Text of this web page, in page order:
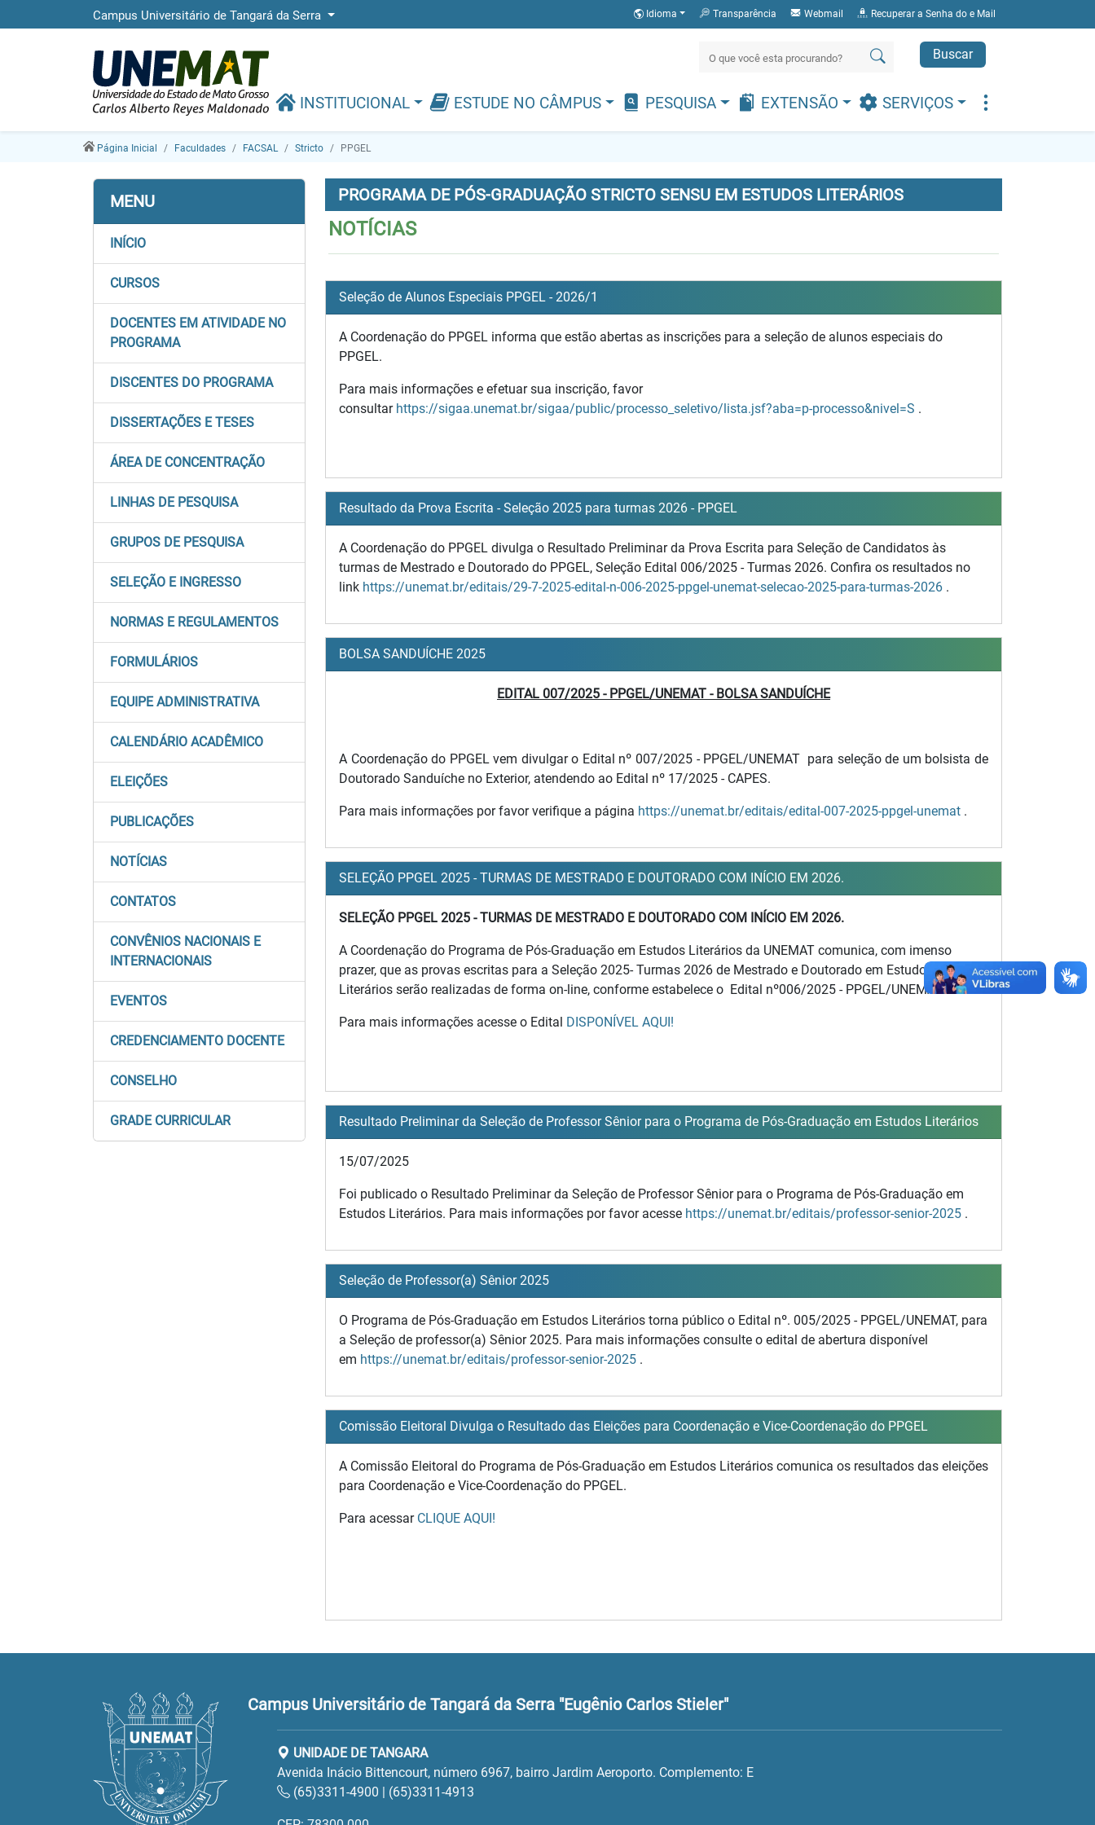
Campus Universitário de Tangará da Serra Idioma Transparência Webmail Recuperar a Senha do e Mail
Buscar
INSTITUCIONAL ESTUDE NO CÂMPUS PESQUISA EXTENSÃO SERVIÇOS
Página Inicial Faculdades FACSAL Stricto PPGEL
MENU
INÍCIO
CURSOS
DOCENTES EM ATIVIDADE NO
PROGRAMA
DISCENTES DO PROGRAMA
DISSERTAÇÕES E TESES
ÁREA DE CONCENTRAÇÃO
LINHAS DE PESQUISA
GRUPOS DE PESQUISA
SELEÇÃO E INGRESSO
NORMAS E REGULAMENTOS
FORMULÁRIOS
EQUIPE ADMINISTRATIVA
CALENDÁRIO ACADÊMICO
ELEIÇÕES
PUBLICAÇÕES
NOTÍCIAS
CONTATOS
CONVÊNIOS NACIONAIS E
INTERNACIONAIS
EVENTOS
CREDENCIAMENTO DOCENTE
CONSELHO
GRADE CURRICULAR
PROGRAMA DE PÓS-GRADUAÇÃO STRICTO SENSU EM ESTUDOS LITERÁRIOS
NOTÍCIAS
Seleção de Alunos Especiais PPGEL - 2026/1
A Coordenação do PPGEL informa que estão abertas as inscrições para a seleção de alunos especiais do
PPGEL.
Para mais informações e efetuar sua inscrição, favor
consultar https://sigaa.unemat.br/sigaa/public/processo_seletivo/lista.jsf?aba=p-processo&nivel=S .
Resultado da Prova Escrita - Seleção 2025 para turmas 2026 - PPGEL
A Coordenação do PPGEL divulga o Resultado Preliminar da Prova Escrita para Seleção de Candidatos às
turmas de Mestrado e Doutorado do PPGEL, Seleção Edital 006/2025 - Turmas 2026. Confira os resultados no
link https://unemat.br/editais/29-7-2025-edital-n-006-2025-ppgel-unemat-selecao-2025-para-turmas-2026 .
BOLSA SANDUÍCHE 2025
EDITAL 007/2025 - PPGEL/UNEMAT - BOLSA SANDUÍCHE
A Coordenação do PPGEL vem divulgar o Edital nº 007/2025 - PPGEL/UNEMAT para seleção de um bolsista de
Doutorado Sanduíche no Exterior, atendendo ao Edital nº 17/2025 - CAPES.
Para mais informações por favor verifique a página https://unemat.br/editais/edital-007-2025-ppgel-unemat .
SELEÇÃO PPGEL 2025 - TURMAS DE MESTRADO E DOUTORADO COM INÍCIO EM 2026.
SELEÇÃO PPGEL 2025 - TURMAS DE MESTRADO E DOUTORADO COM INÍCIO EM 2026.
A Coordenação do Programa de Pós-Graduação em Estudos Literários da UNEMAT comunica, com imenso
prazer, que as provas escritas para a Seleção 2025- Turmas 2026 de Mestrado e Doutorado em Estudos
Literários serão realizadas de forma on-line, conforme estabelece o Edital nº006/2025 - PPGEL/UNEMAT.
Para mais informações acesse o Edital DISPONÍVEL AQUI!
Resultado Preliminar da Seleção de Professor Sênior para o Programa de Pós-Graduação em Estudos Literários
15/07/2025
Foi publicado o Resultado Preliminar da Seleção de Professor Sênior para o Programa de Pós-Graduação em
Estudos Literários. Para mais informações por favor acesse https://unemat.br/editais/professor-senior-2025 .
Seleção de Professor(a) Sênior 2025
O Programa de Pós-Graduação em Estudos Literários torna público o Edital nº. 005/2025 - PPGEL/UNEMAT, para
a Seleção de professor(a) Sênior 2025. Para mais informações consulte o edital de abertura disponível
em https://unemat.br/editais/professor-senior-2025 .
Comissão Eleitoral Divulga o Resultado das Eleições para Coordenação e Vice-Coordenação do PPGEL
A Comissão Eleitoral do Programa de Pós-Graduação em Estudos Literários comunica os resultados das eleições
para Coordenação e Vice-Coordenação do PPGEL.
Para acessar CLIQUE AQUI!
Campus Universitário de Tangará da Serra "Eugênio Carlos Stieler"
UNIDADE DE TANGARA
Avenida Inácio Bittencourt, número 6967, bairro Jardim Aeroporto. Complemento: E
(65)3311-4900 | (65)3311-4913